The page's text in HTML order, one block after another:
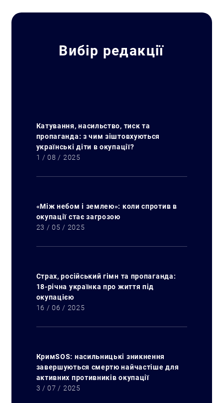
Вибір редакції
Катування, насильство, тиск та
пропаганда: з чим зіштовхуються
українські діти в окупації?
1 / 08 / 2025
«Між небом і землею»: коли спротив в
окупації стає загрозою
23 / 05 / 2025
Страх, російський гімн та пропаганда:
18-річна українка про життя під
окупацією
16 / 06 / 2025
КримSOS: насильницькі зникнення
завершуються смертю найчастіше для
активних противників окупації
3 / 07 / 2025